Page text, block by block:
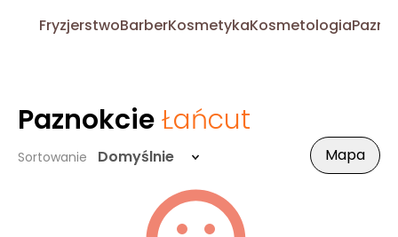
FryzjerstwoBarberKosmetykaKosmetologia
PaznokcieŁańcut
Sortowanie Domyślnie Mapa